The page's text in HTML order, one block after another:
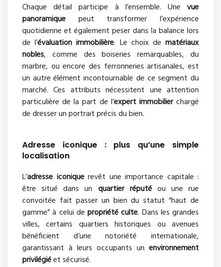
Chaque détail participe à l’ensemble. Une vue
panoramique peut transformer l’expérience
quotidienne et également peser dans la balance lors
de l’évaluation immobilière. Le choix dematériaux
nobles, comme des boiseries remarquables, du
marbre, ou encore des ferronneries artisanales, est
un autre élément incontournable de ce segment du
marché. Ces attributs nécessitent une attention
particulière de la part de l’expert immobilierchargé
de dresser un portrait précis du bien.
Adresse iconique : plus qu’une simple
localisation
L’adresse iconiquerevêt une importance capitale :
être situé dans un quartier réputéou une rue
convoitée fait passer un bien du statut “haut de
gamme” à celui de propriété culte. Dans les grandes
villes, certains quartiers historiques ou avenues
bénéficient d’une notoriété internationale,
garantissant à leurs occupants un environnement
privilégiéet sécurisé.